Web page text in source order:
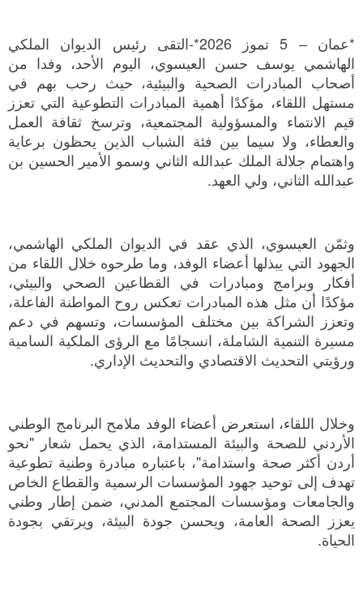
*عمان – 5 تموز 2026*-التقى رئيس الديوان الملكي
الهاشمي يوسف حسن العيسوي، اليوم الأحد، وفدا من
أصحاب المبادرات الصحية والبيئية، حيث رحب بهم في
مستهل اللقاء، مؤكدًا أهمية المبادرات التطوعية التي تعزز
قيم الانتماء والمسؤولية المجتمعية، وترسخ ثقافة العمل
والعطاء، ولا سيما بين فئة الشباب الذين يحظون برعاية
واهتمام جلالة الملك عبدالله الثاني وسمو الأمير الحسين بن
عبدالله الثاني، ولي العهد.
وثمّن العيسوي، الذي عقد في الديوان الملكي الهاشمي،
الجهود التي يبذلها أعضاء الوفد، وما طرحوه خلال اللقاء من
أفكار وبرامج ومبادرات في القطاعين الصحي والبيئي،
مؤكدًا أن مثل هذه المبادرات تعكس روح المواطنة الفاعلة،
وتعزز الشراكة بين مختلف المؤسسات، وتسهم في دعم
مسيرة التنمية الشاملة، انسجامًا مع الرؤى الملكية السامية
ورؤيتي التحديث الاقتصادي والتحديث الإداري.
وخلال اللقاء، استعرض أعضاء الوفد ملامح البرنامج الوطني
الأردني للصحة والبيئة المستدامة، الذي يحمل شعار "نحو
أردن أكثر صحة واستدامة"، باعتباره مبادرة وطنية تطوعية
تهدف إلى توحيد جهود المؤسسات الرسمية والقطاع الخاص
والجامعات ومؤسسات المجتمع المدني، ضمن إطار وطني
يعزز الصحة العامة، ويحسن جودة البيئة، ويرتقي بجودة
الحياة.